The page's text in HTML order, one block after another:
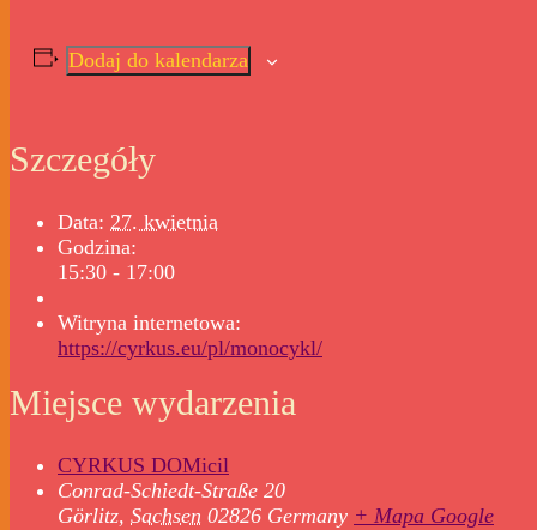
Dodaj do kalendarza
Szczegóły
Data: 27. kwietnia
Godzina:
15:30 - 17:00
Witryna internetowa:
https://cyrkus.eu/pl/monocykl/
Miejsce wydarzenia
CYRKUS DOMicil
Conrad-Schiedt-Straße 20
Görlitz, Sachsen 02826 Germany + Mapa Google